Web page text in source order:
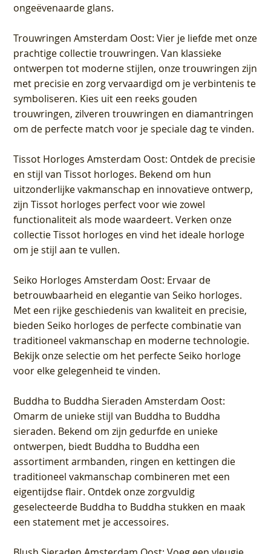
ongeëvenaarde glans.
Trouwringen Amsterdam Oost: Vier je liefde met onze
prachtige collectie trouwringen. Van klassieke
ontwerpen tot moderne stijlen, onze trouwringen zijn
met precisie en zorg vervaardigd om je verbintenis te
symboliseren. Kies uit een reeks gouden
trouwringen, zilveren trouwringen en diamantringen
om de perfecte match voor je speciale dag te vinden.
Tissot Horloges Amsterdam Oost: Ontdek de precisie
en stijl van Tissot horloges. Bekend om hun
uitzonderlijke vakmanschap en innovatieve ontwerp,
zijn Tissot horloges perfect voor wie zowel
functionaliteit als mode waardeert. Verken onze
collectie Tissot horloges en vind het ideale horloge
om je stijl aan te vullen.
Seiko Horloges Amsterdam Oost: Ervaar de
betrouwbaarheid en elegantie van Seiko horloges.
Met een rijke geschiedenis van kwaliteit en precisie,
bieden Seiko horloges de perfecte combinatie van
traditioneel vakmanschap en moderne technologie.
Bekijk onze selectie om het perfecte Seiko horloge
voor elke gelegenheid te vinden.
Buddha to Buddha Sieraden Amsterdam Oost:
Omarm de unieke stijl van Buddha to Buddha
sieraden. Bekend om zijn gedurfde en unieke
ontwerpen, biedt Buddha to Buddha een
assortiment armbanden, ringen en kettingen die
traditioneel vakmanschap combineren met een
eigentijdse flair. Ontdek onze zorgvuldig
geselecteerde Buddha to Buddha stukken en maak
een statement met je accessoires.